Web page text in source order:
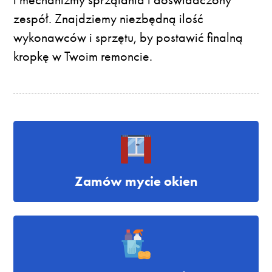
zespół. Znajdziemy niezbędną ilość
wykonawców i sprzętu, by postawić finalną
kropkę w Twoim remoncie.
Zamów mycie okien